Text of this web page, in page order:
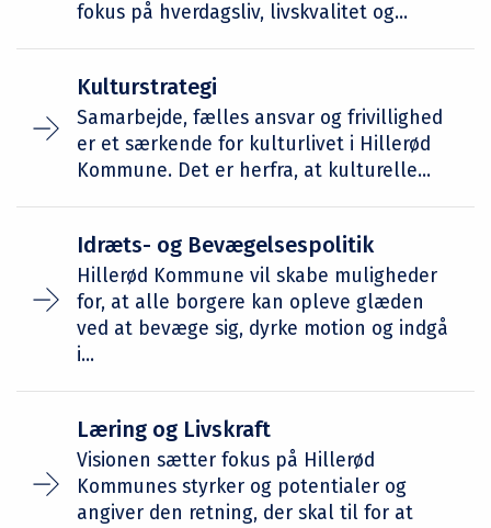
fokus på hverdagsliv, livskvalitet og...
Kulturstrategi
Samarbejde, fælles ansvar og frivillighed
er et særkende for kulturlivet i Hillerød
Kommune. Det er herfra, at kulturelle...
Idræts- og Bevægelsespolitik
Hillerød Kommune vil skabe muligheder
for, at alle borgere kan opleve glæden
ved at bevæge sig, dyrke motion og indgå
i...
Læring og Livskraft
Visionen sætter fokus på Hillerød
Kommunes styrker og potentialer og
angiver den retning, der skal til for at